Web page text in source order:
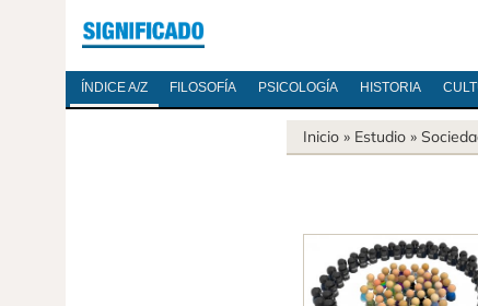
ÍNDICE A/Z FILOSOFÍA PSICOLOGÍA HISTORIA
Inicio » Estudio »